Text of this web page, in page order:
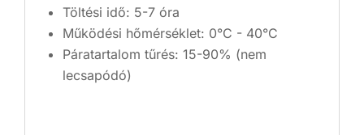
Töltési idő: 5-7 óra
Működési hőmérséklet: 0°C - 40°C
Páratartalom tűrés: 15-90% (nem
lecsapódó)